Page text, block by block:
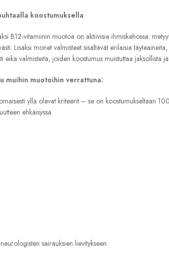
koostumuksella
B12-vitamiinin muotoa on aktiivisia ihmiskehossa:
Lisäksi monet valmisteet sisältävät erilaisia
eikä valmisteita, joiden koostumus muistuttaa jaksollista
muihin muotoihin verrattuna:
yllä olevat kriteerit – se on koostumukseltaan
ehkäisyssä.
sairauksien lievitykseen.